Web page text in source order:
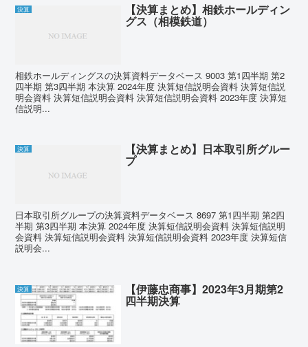
決算 【決算まとめ】相鉄ホールディン
グス（相模鉄道）
相鉄ホールディングスの決算資料データベース 9003 第1四半期 第2
四半期 第3四半期 本決算 2024年度 決算短信説明会資料 決算短信説
明会資料 決算短信説明会資料 決算短信説明会資料 2023年度 決算短
信説明...
決算 【決算まとめ】日本取引所グルー
プ
日本取引所グループの決算資料データベース 8697 第1四半期 第2四
半期 第3四半期 本決算 2024年度 決算短信説明会資料 決算短信説明
会資料 決算短信説明会資料 決算短信説明会資料 2023年度 決算短信
説明会...
決算 【伊藤忠商事】2023年3月期第2
四半期決算